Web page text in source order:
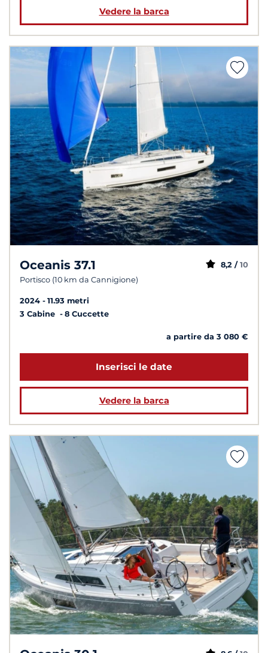
Vedere la barca
Oceanis 37.1
Portisco (10 km da Cannigione)
8,2 / 10
2024
11.93 metri
3 Cabine
8 Cuccette
a partire da 3 080 €
Inserisci le date
Vedere la barca